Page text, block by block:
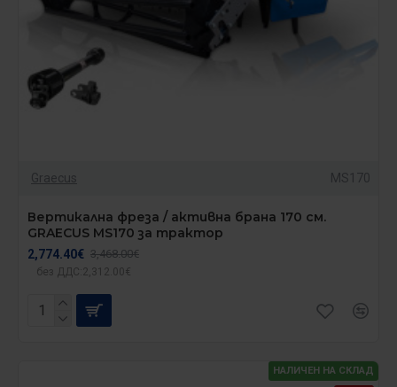
Graecus MS170
Вертикална фреза / активна брана 170 см.
GRAECUS MS170 за трактор
2,774.40€ 3,468.00€
без ДДС:2,312.00€
НАЛИЧЕН НА СКЛАД